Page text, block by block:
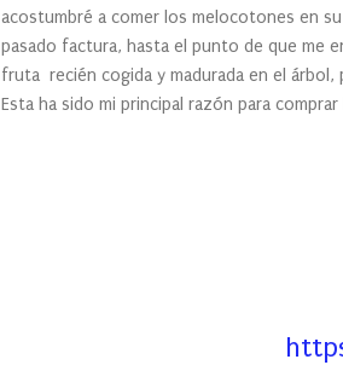
acostumbré a comer los melocotones en
pasado factura, hasta el punto de que me
fruta recién cogida y madurada en el árbol,
Esta ha sido mi principal razón para